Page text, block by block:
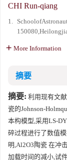
CHI Run-qiang
1.
More Information
摘要
摘要: 利用现有文
瓷的Johnson-
本构模型,采用LS-
碎过程进行了数值
明,Al2O3陶瓷 在冲
加载时间的减小,试